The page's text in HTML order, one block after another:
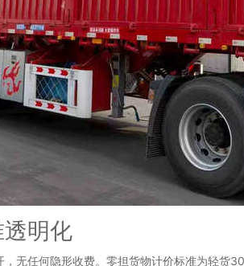
明化
无任何隐形收费。零担货物计价标准为轻